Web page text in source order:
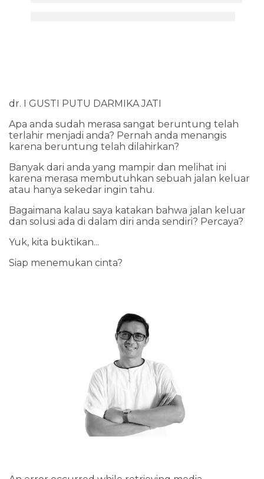
dr. I GUSTI PUTU DARMIKA JATI
Apa anda sudah merasa sangat beruntung telah
terlahir menjadi anda? Pernah anda menangis
karena beruntung telah dilahirkan?
Banyak dari anda yang mampir dan melihat ini
karena merasa membutuhkan sebuah jalan keluar
atau hanya sekedar ingin tahu.
Bagaimana kalau saya katakan bahwa jalan keluar
dan solusi ada di dalam diri anda sendiri? Percaya?
Yuk, kita buktikan...
Siap menemukan cinta?